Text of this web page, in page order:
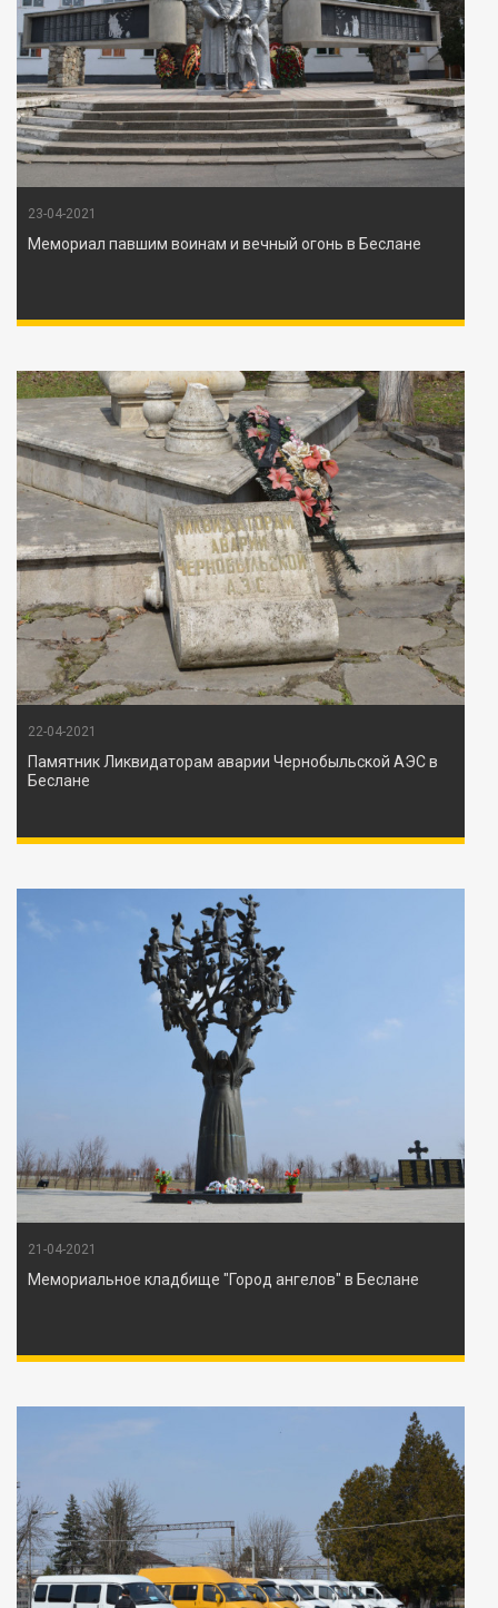
23-04-2021
Мемориал павшим воинам и вечный огонь в Беслане
22-04-2021
Памятник Ликвидаторам аварии Чернобыльской АЭС в
Беслане
21-04-2021
Мемориальное кладбище "Город ангелов" в Беслане